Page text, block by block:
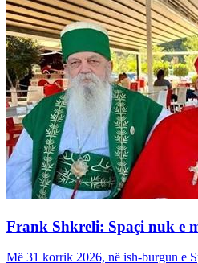
Frank Shkreli: Spaçi nuk e
Më 31 korrik 2026, në ish-burgun e